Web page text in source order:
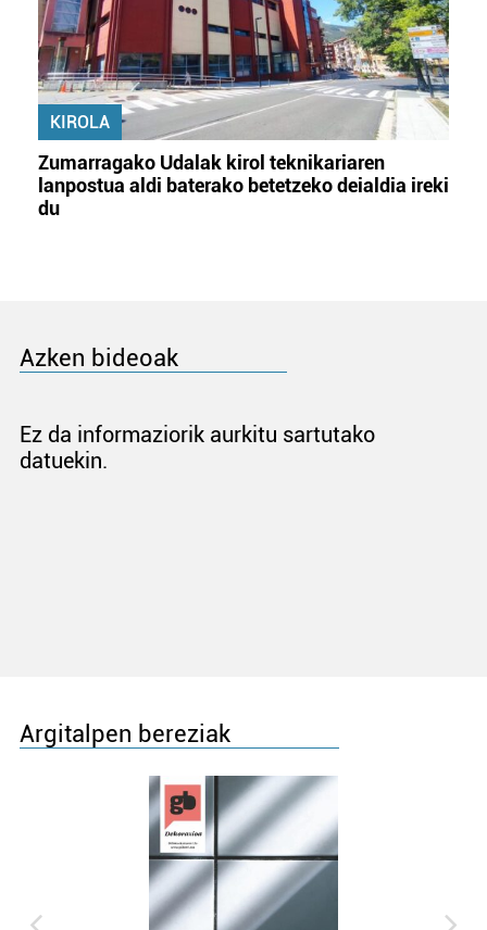
KIROLA
Zumarragako Udalak kirol teknikariaren
lanpostua aldi baterako betetzeko deialdia ireki
du
Azken bideoak
Ez da informaziorik aurkitu sartutako
datuekin.
Argitalpen bereziak